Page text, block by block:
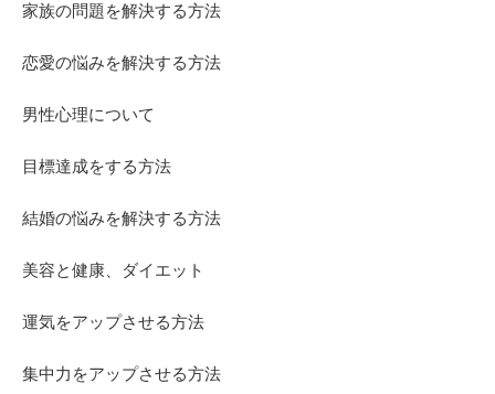
家族の問題を解決する方法
恋愛の悩みを解決する方法
男性心理について
目標達成をする方法
結婚の悩みを解決する方法
美容と健康、ダイエット
運気をアップさせる方法
集中力をアップさせる方法